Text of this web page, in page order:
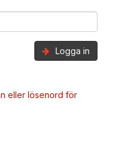
Logga in
eller lösenord för